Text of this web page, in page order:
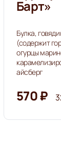
Барт»
Булка,
(содержит
огурцы
айсберг
570 ₽